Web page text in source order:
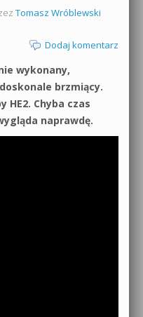
Tomasz Wróblewski
Dodaj komentarz
wykonany,
brzmiący.
HE2. Chyba czas
naprawdę.